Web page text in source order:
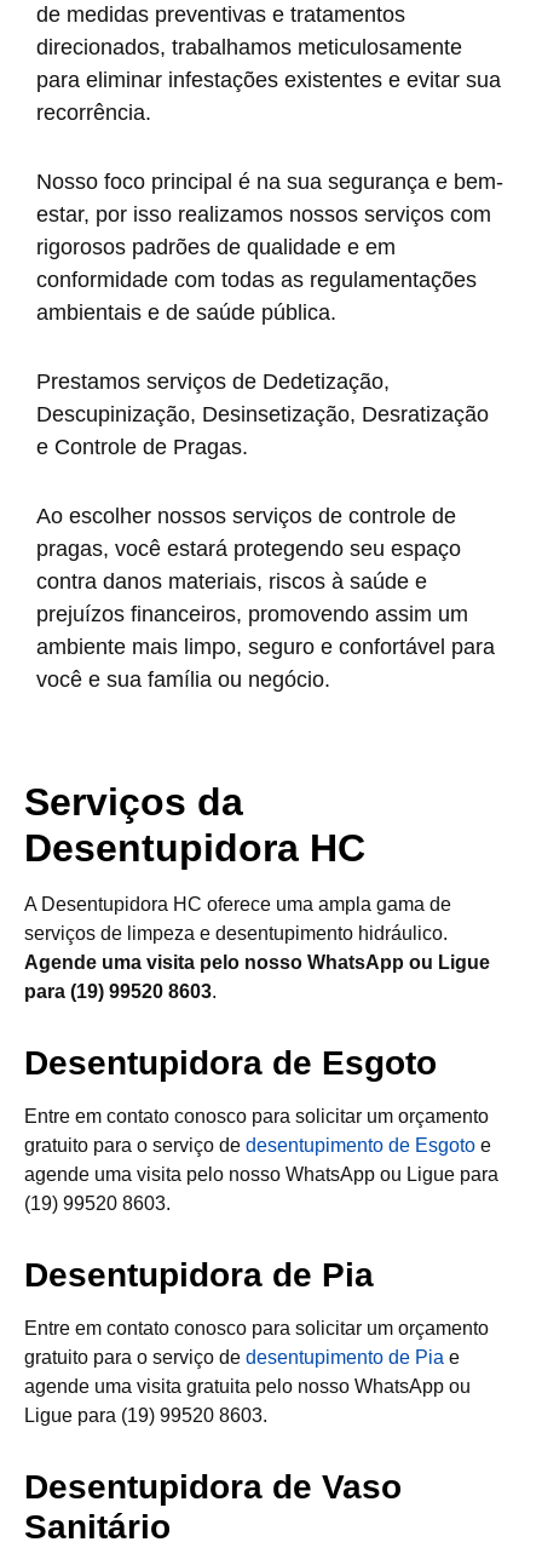
de medidas preventivas e tratamentos
direcionados, trabalhamos meticulosamente
para eliminar infestações existentes e evitar sua
recorrência.
Nosso foco principal é na sua segurança e bem-
estar, por isso realizamos nossos serviços com
rigorosos padrões de qualidade e em
conformidade com todas as regulamentações
ambientais e de saúde pública.
Prestamos serviços de Dedetização,
Descupinização, Desinsetização, Desratização
e Controle de Pragas.
Ao escolher nossos serviços de controle de
pragas, você estará protegendo seu espaço
contra danos materiais, riscos à saúde e
prejuízos financeiros, promovendo assim um
ambiente mais limpo, seguro e confortável para
você e sua família ou negócio.
Serviços da
Desentupidora HC
A Desentupidora HC oferece uma ampla gama de
serviços de limpeza e desentupimento hidráulico.
Agende uma visita pelo nosso WhatsApp ou Ligue
para (19) 99520 8603.
Desentupidora de Esgoto
Entre em contato conosco para solicitar um orçamento
gratuito para o serviço de desentupimento de Esgoto e
agende uma visita pelo nosso WhatsApp ou Ligue para
(19) 99520 8603.
Desentupidora de Pia
Entre em contato conosco para solicitar um orçamento
gratuito para o serviço de desentupimento de Pia e
agende uma visita gratuita pelo nosso WhatsApp ou
Ligue para (19) 99520 8603.
Desentupidora de Vaso
Sanitário